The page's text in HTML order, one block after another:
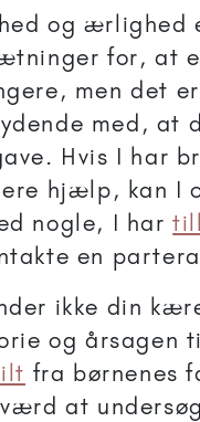
og ærlighed
for, at
men det
med, at
Hvis I har
hjælp, kan I
nogle, I har
en
ikke din
og årsagen
fra børnenes
at